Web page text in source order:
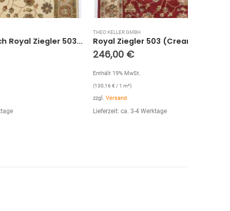
Bordürenteppich Royal Ziegler 503 (Cream Braun; 160 x 230 cm) Royal Ziegler 503 (Cream Rot; 270 x 70 cm)
Lieferzeit: ca. 3-4 Werktage